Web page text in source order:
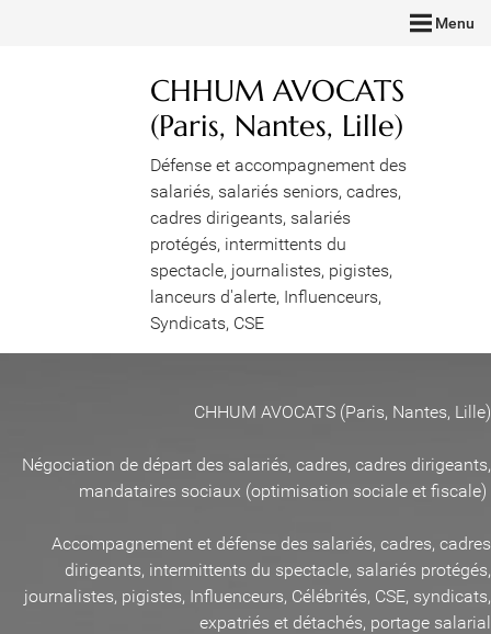
Menu
CHHUM AVOCATS
(Paris, Nantes, Lille)
Défense et accompagnement des
salariés, salariés seniors, cadres,
cadres dirigeants, salariés
protégés, intermittents du
spectacle, journalistes, pigistes,
lanceurs d'alerte, Influenceurs,
Syndicats, CSE
CHHUM AVOCATS (Paris, Nantes, Lille)
Négociation de départ des salariés, cadres, cadres dirigeants,
mandataires sociaux (optimisation sociale et fiscale)
Accompagnement et défense des salariés, cadres, cadres
dirigeants, intermittents du spectacle, salariés protégés,
journalistes, pigistes, Influenceurs, Célébrités, CSE, syndicats,
expatriés et détachés, portage salarial